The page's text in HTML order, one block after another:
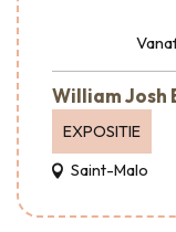
William Josh
EXPOSITIE
Saint-Malo